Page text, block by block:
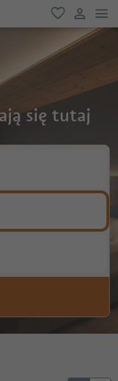
ulubione
link
się tutaj